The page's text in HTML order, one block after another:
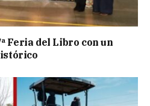
Feria del Libro con un